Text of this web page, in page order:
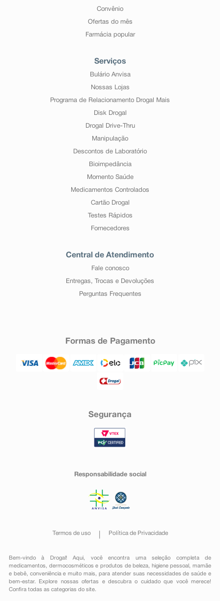
Convênio
Ofertas do mês
Farmácia popular
Serviços
Bulário Anvisa
Nossas Lojas
Programa de Relacionamento Drogal Mais
Disk Drogal
Drogal Drive-Thru
Manipulação
Descontos de Laboratório
Bioimpedância
Momento Saúde
Medicamentos Controlados
Cartão Drogal
Testes Rápidos
Fornecedores
Central de Atendimento
Fale conosco
Entregas, Trocas e Devoluções
Perguntas Frequentes
Formas de Pagamento
Segurança
Responsabilidade social
Termos de uso Política de Privacidade
Bem-vindo à Drogal! Aqui, você encontra uma seleção completa de
medicamentos , dermocosméticos e produtos de beleza, higiene pessoal ,mamãe
e bebê, conveniênciae muito mais, para atender suas necessidades de saúde e
bem-estar. Explore nossas ofertas e descubra o cuidado que você merece!
Confira todas as categorias do site.